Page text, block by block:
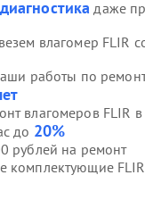
даже
влагомер FLIR
работы по
влагомеров FLIR в
до 20%
рублей на ремонт
комплектующие FLIR